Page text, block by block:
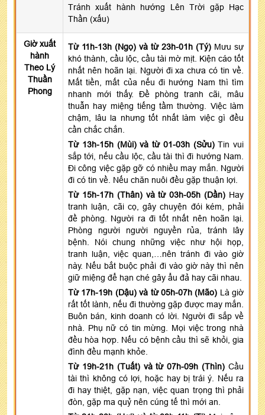
Tránh xuất hành hướng Lên Trời gặp Hạc
Thần (xấu)
Giờ xuất
hành
Theo Lý
Thuần
Phong
Từ 11h-13h (Ngọ) và từ 23h-01h (Tý) Mưu sự
khó thành, cầu lộc, cầu tài mờ mịt. Kiện cáo tốt
nhất nên hoãn lại. Người đi xa chưa có tin về.
Mất tiền, mất của nếu đi hướng Nam thì tìm
nhanh mới thấy. Đề phòng tranh cãi, mâu
thuẫn hay miệng tiếng tầm thường. Việc làm
chậm, lâu la nhưng tốt nhất làm việc gì đều
cần chắc chắn.
Từ 13h-15h (Mùi) và từ 01-03h (Sửu) Tin vui
sắp tới, nếu cầu lộc, cầu tài thì đi hướng Nam.
Đi công việc gặp gỡ có nhiều may mắn. Người
đi có tin về. Nếu chăn nuôi đều gặp thuận lợi.
Từ 15h-17h (Thân) và từ 03h-05h (Dần) Hay
tranh luận, cãi cọ, gây chuyện đói kém, phải
đề phòng. Người ra đi tốt nhất nên hoãn lại.
Phòng người người nguyền rủa, tránh lây
bệnh. Nói chung những việc như hội họp,
tranh luận, việc quan,…nên tránh đi vào giờ
này. Nếu bắt buộc phải đi vào giờ này thì nên
giữ miệng để hạn ché gây ẩu đả hay cãi nhau.
Từ 17h-19h (Dậu) và từ 05h-07h (Mão) Là giờ
rất tốt lành, nếu đi thường gặp được may mắn.
Buôn bán, kinh doanh có lời. Người đi sắp về
nhà. Phụ nữ có tin mừng. Mọi việc trong nhà
đều hòa hợp. Nếu có bệnh cầu thì sẽ khỏi, gia
đình đều mạnh khỏe.
Từ 19h-21h (Tuất) và từ 07h-09h (Thìn) Cầu
tài thì không có lợi, hoặc hay bị trái ý. Nếu ra
đi hay thiệt, gặp nạn, việc quan trọng thì phải
đòn, gặp ma quỷ nên cúng tế thì mới an.